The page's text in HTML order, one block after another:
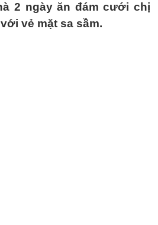
2 ngày ăn đám cưới chị
vẻ mặt sa sầm.